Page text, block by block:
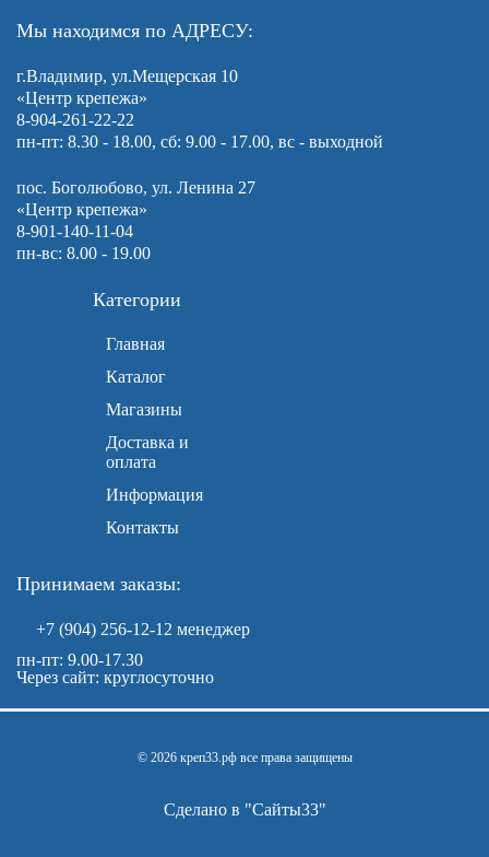
Мы находимся по АДРЕСУ:
г.Владимир, ул.Мещерская 10
«Центр крепежа»
8-904-261-22-22
пн-пт: 8.30 - 18.00, сб: 9.00 - 17.00, вс - выходной
пос. Боголюбово, ул. Ленина 27
«Центр крепежа»
8-901-140-11-04
пн-вс: 8.00 - 19.00
Категории
Главная
Каталог
Магазины
Доставка и
оплата
Информация
Контакты
Принимаем заказы:
+7 (904) 256-12-12 менеджер
пн-пт: 9.00-17.30
Через сайт: круглосуточно
© 2026 креп33.рф все права защищены
Сделано в "Сайты33"